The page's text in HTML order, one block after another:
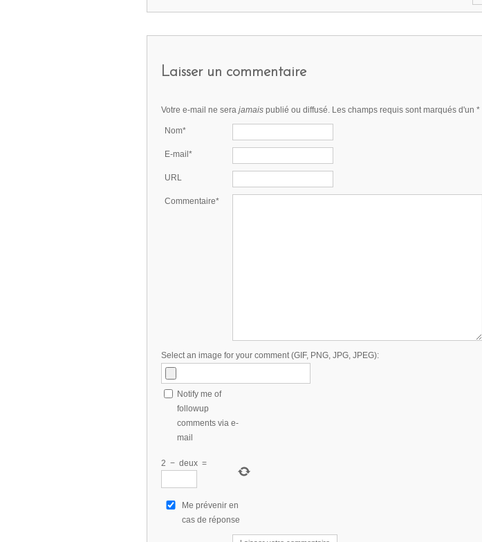
Laisser un commentaire
Votre e-mail ne sera jamais publié ou diffusé. Les champs requis sont marqués d'un *
Nom*
E-mail*
URL
Commentaire*
Select an image for your comment (GIF, PNG, JPG, JPEG):
Notify me of
followup
comments via e-
mail
2 − deux =
Me prévenir en
cas de réponse